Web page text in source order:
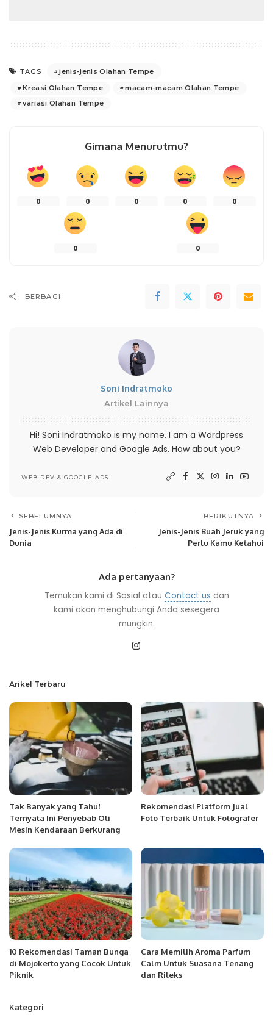
TAGS:
jenis-jenis Olahan Tempe
Kreasi Olahan Tempe
macam-macam Olahan Tempe
variasi Olahan Tempe
Gimana Menurutmu?
0 0 0 0 0
0 0
BERBAGI
Soni Indratmoko
Artikel Lainnya
Hi! Soni Indratmoko is my name. I am a Wordpress
Web Developer and Google Ads. How about you?
WEB DEV & GOOGLE ADS
SEBELUMNYA
Jenis-Jenis Kurma yang Ada di
Dunia
BERIKUTNYA
Jenis-Jenis Buah Jeruk yang
Perlu Kamu Ketahui
Ada pertanyaan?
Temukan kami di Sosial atau Contact us dan
kami akan menghubungi Anda sesegera
mungkin.
Arikel Terbaru
Tak Banyak yang Tahu!
Ternyata Ini Penyebab Oli
Mesin Kendaraan Berkurang
Rekomendasi Platform Jual
Foto Terbaik Untuk Fotografer
10 Rekomendasi Taman Bunga
di Mojokerto yang Cocok Untuk
Piknik
Cara Memilih Aroma Parfum
Calm Untuk Suasana Tenang
dan Rileks
Kategori